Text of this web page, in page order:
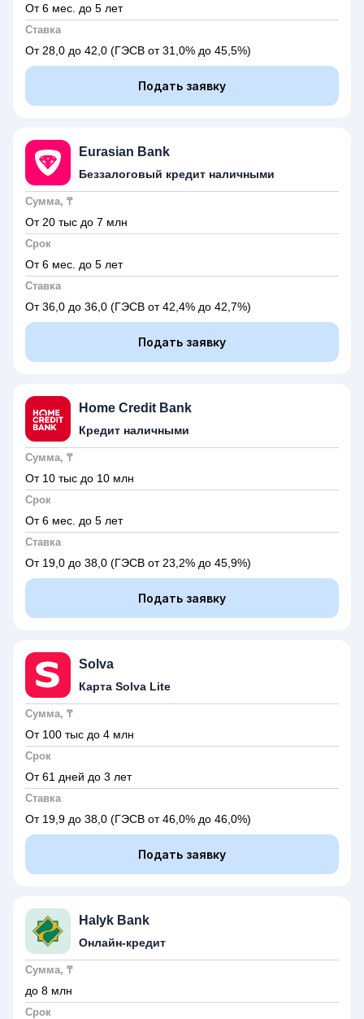
От 6 мес. до 5 лет
Ставка
От 28,0 до 42,0 (ГЭСВ от 31,0% до 45,5%)
Подать заявку
Eurasian Bank
Беззалоговый кредит наличными
Сумма, ₸
От 20 тыс до 7 млн
Срок
От 6 мес. до 5 лет
Ставка
От 36,0 до 36,0 (ГЭСВ от 42,4% до 42,7%)
Подать заявку
Home Credit Bank
Кредит наличными
Сумма, ₸
От 10 тыс до 10 млн
Срок
От 6 мес. до 5 лет
Ставка
От 19,0 до 38,0 (ГЭСВ от 23,2% до 45,9%)
Подать заявку
Solva
Карта Solva Lite
Сумма, ₸
От 100 тыс до 4 млн
Срок
От 61 дней до 3 лет
Ставка
От 19,9 до 38,0 (ГЭСВ от 46,0% до 46,0%)
Подать заявку
Halyk Bank
Онлайн-кредит
Сумма, ₸
до 8 млн
Срок